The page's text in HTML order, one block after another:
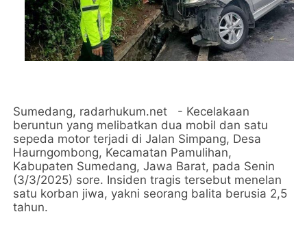
Sumedang, radarhukum.net - Kecelakaan
beruntun yang melibatkan dua mobil dan satu
sepeda motor terjadi di Jalan Simpang, Desa
Haurngombong, Kecamatan Pamulihan,
Kabupaten Sumedang, Jawa Barat, pada Senin
(3/3/2025) sore. Insiden tragis tersebut menelan
satu korban jiwa, yakni seorang balita berusia 2,5
tahun.